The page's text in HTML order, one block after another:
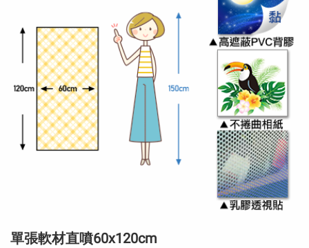
單張軟材直噴60x120cm